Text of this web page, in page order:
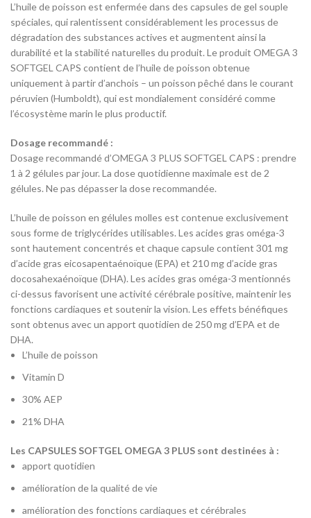
L’huile de poisson est enfermée dans des capsules de gel souple
spéciales, qui ralentissent considérablement les processus de
dégradation des substances actives et augmentent ainsi la
durabilité et la stabilité naturelles du produit. Le produit OMEGA 3
SOFTGEL CAPS contient de l’huile de poisson obtenue
uniquement à partir d’anchois – un poisson pêché dans le courant
péruvien (Humboldt), qui est mondialement considéré comme
l’écosystème marin le plus productif.
Dosage recommandé :
Dosage recommandé d’OMEGA 3 PLUS SOFTGEL CAPS : prendre
1 à 2 gélules par jour. La dose quotidienne maximale est de 2
gélules. Ne pas dépasser la dose recommandée.
L’huile de poisson en gélules molles est contenue exclusivement
sous forme de triglycérides utilisables. Les acides gras oméga-3
sont hautement concentrés et chaque capsule contient 301 mg
d’acide gras eicosapentaénoïque (EPA) et 210 mg d’acide gras
docosahexaénoïque (DHA). Les acides gras oméga-3 mentionnés
ci-dessus favorisent une activité cérébrale positive, maintenir les
fonctions cardiaques et soutenir la vision. Les effets bénéfiques
sont obtenus avec un apport quotidien de 250 mg d’EPA et de
DHA.
L’huile de poisson
Vitamin D
30% AEP
21% DHA
Les CAPSULES SOFTGEL OMEGA 3 PLUS sont destinées à :
apport quotidien
amélioration de la qualité de vie
amélioration des fonctions cardiaques et cérébrales